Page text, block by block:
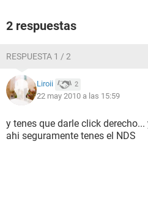
2 respuestas
RESPUESTA 1 / 2
Liroii 2
22 may 2010 a las 15:59
y tenes que darle click
ahi seguramente tenes el NDS